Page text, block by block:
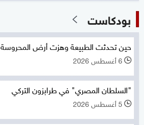
بودكاست
حين تحدثت الطبيعة وهزت أرض المحروسة
l 6 أغسطس 2026
"السلطان المصري" في طرابزون التركي
l 5 أغسطس 2026